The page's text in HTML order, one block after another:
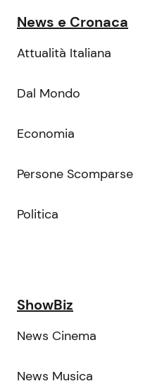
News e Cronaca
Attualità Italiana
Dal Mondo
Economia
Persone Scomparse
Politica
ShowBiz
News Cinema
News Musica